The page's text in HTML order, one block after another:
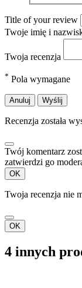
Title of your review
Twoje imię i
Twoja recenzja
* Pola wymagane
Anuluj Wyślij
Recenzja została
Twój komentarz
zatwierdzi go
OK
Twoja recenzja nie
OK
4 innych